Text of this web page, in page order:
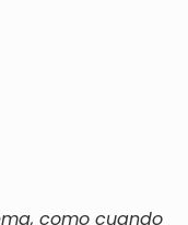
como cuando